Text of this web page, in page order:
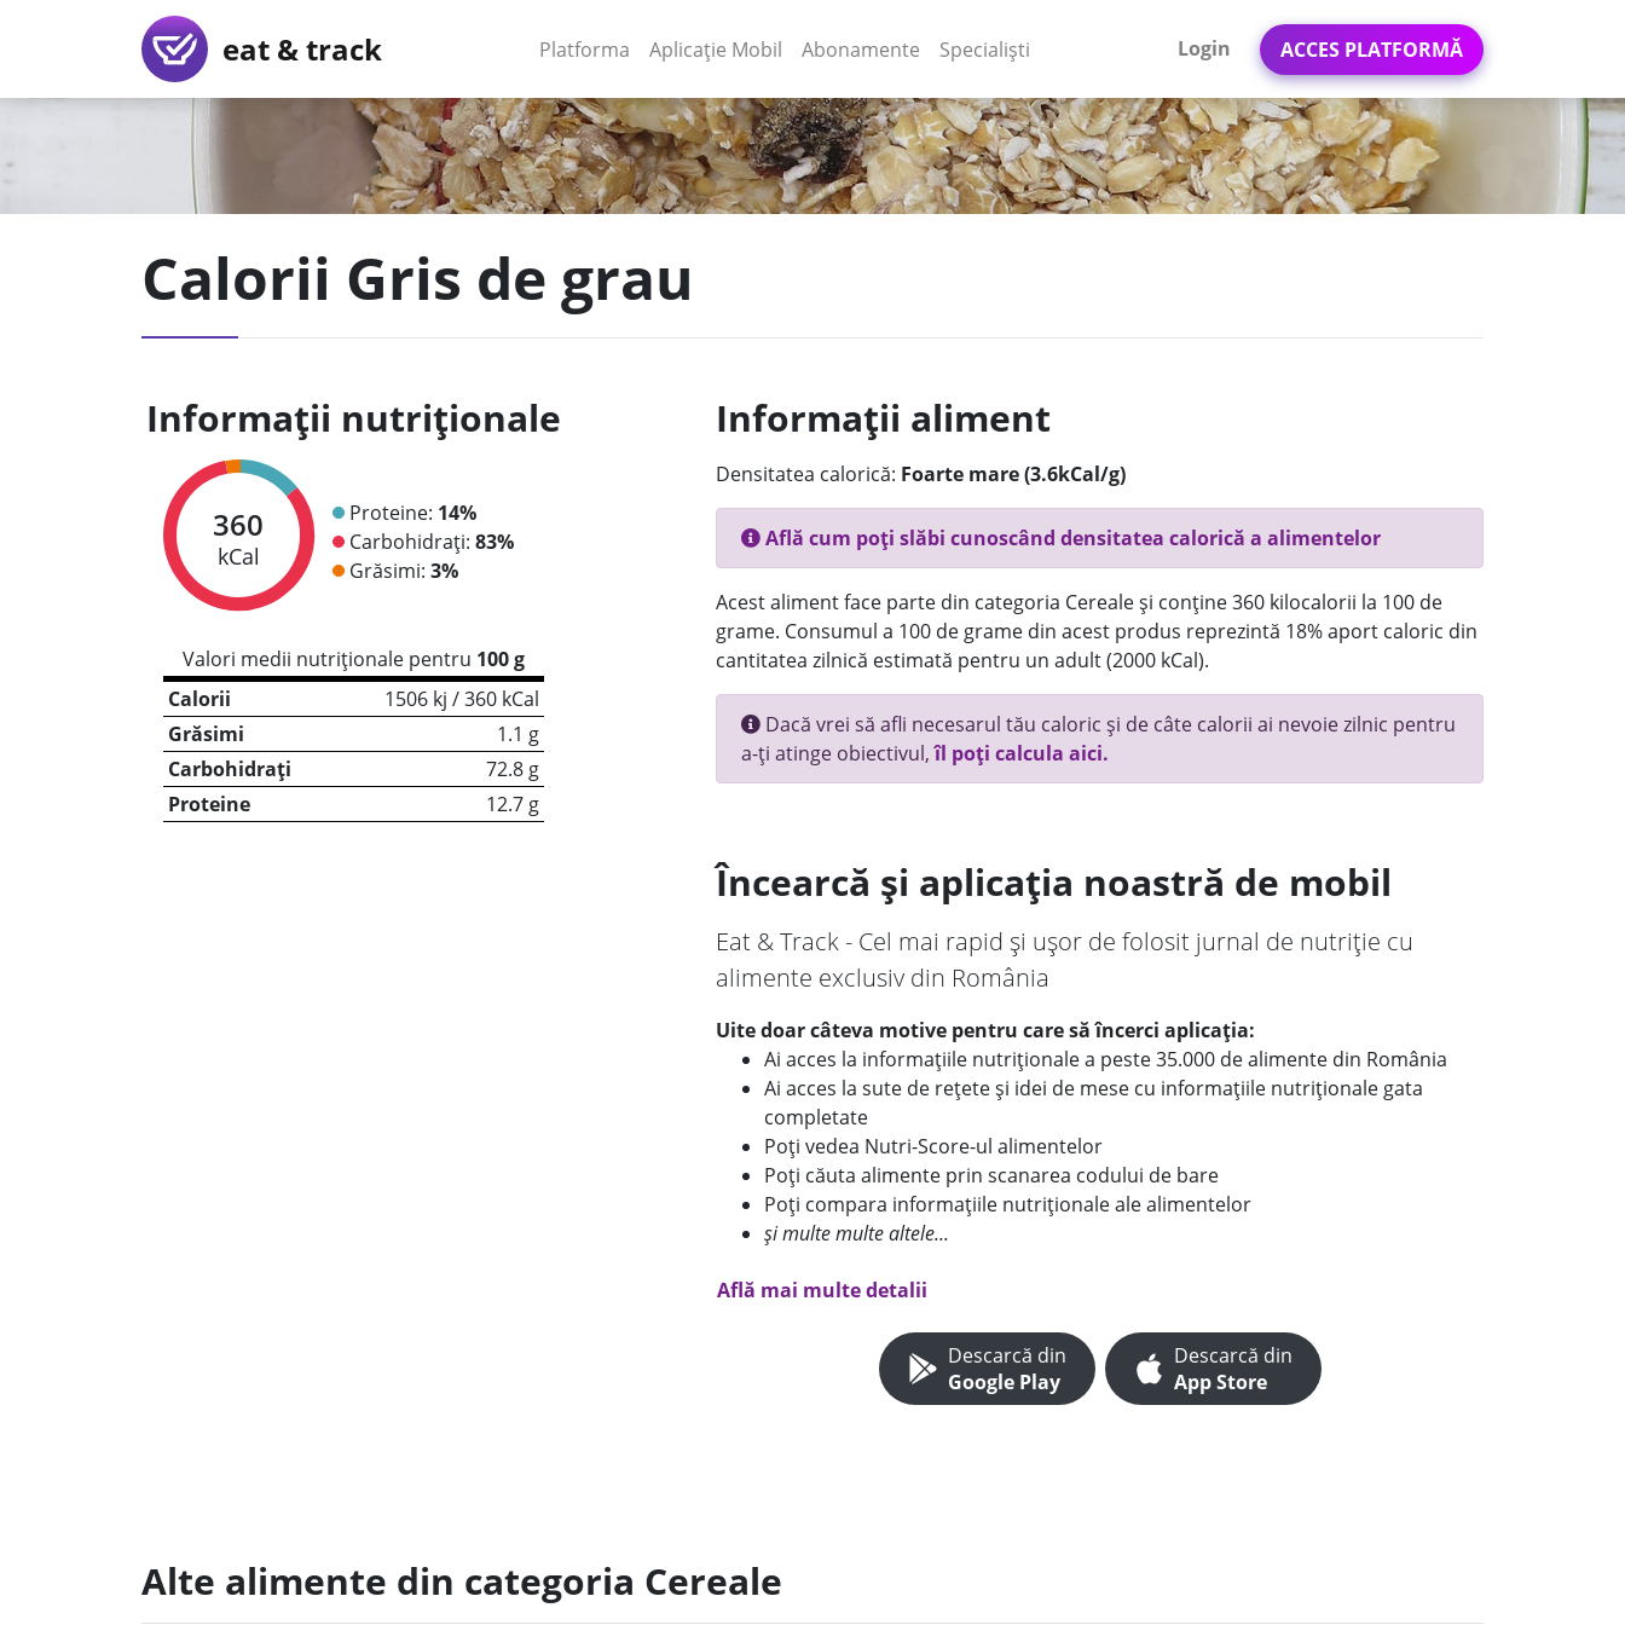
eat & track Platforma (current)
Aplicație Mobil (current)
Abonamente Specialiști Login ACCES PLATFORMĂ
Calorii Gris de grau
Informații nutriționale
360
kCal
Proteine: 14%
Carbohidrați: 83%
Grăsimi: 3%
Valori medii nutriționale pentru 100 g
Calorii
1506 kj / 360 kCal
Grăsimi
1.1 g
Carbohidrați
72.8 g
Proteine
12.7 g
Informații aliment
Densitatea calorică: Foarte mare (3.6kCal/g)
Află cum poți slăbi cunoscând densitatea calorică a alimentelor
Acest aliment face parte din categoria Cereale și conține 360 kilocalorii la 100 de
grame. Consumul a 100 de grame din acest produs reprezintă 18% aport caloric din
cantitatea zilnică estimată pentru un adult (2000 kCal).
Dacă vrei să afli necesarul tău caloric și de câte calorii ai nevoie zilnic pentru
a-ți atinge obiectivul,îl poți calcula aici.
Încearcă și aplicația noastră de mobil
Eat & Track - Cel mai rapid și ușor de folosit jurnal de nutriție cu
alimente exclusiv din România
Uite doar câteva motive pentru care să încerci aplicația:
Ai acces la informațiile nutriționale a peste 35.000 de alimente din România
Ai acces la sute de rețete și idei de mese cu informațiile nutriționale gata
completate
Poți vedea Nutri-Score-ul alimentelor
Poți căuta alimente prin scanarea codului de bare
Poți compara informațiile nutriționale ale alimentelor
și multe multe altele...
Află mai multe detalii
Descarcă din
Google Play
Descarcă din
App Store
Alte alimente din categoria Cereale